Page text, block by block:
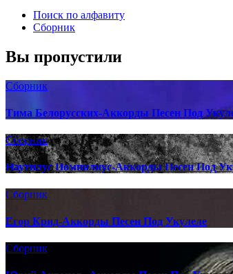
Поиск по алфавиту
Сборник
Вы пропустили
Сборник
Тима Белорусских-Аккорды Песен Под
Сборник
Наутилус Помпилиус-Аккорды Песен Под
Сборник
Егор Крид-Аккорды Песен Под Укулеле
Сборник